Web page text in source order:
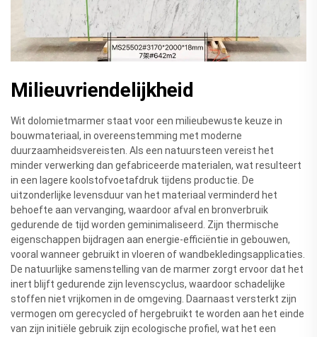
Milieuvriendelijkheid
Wit dolomietmarmer staat voor een milieubewuste keuze in
bouwmateriaal, in overeenstemming met moderne
duurzaamheidsvereisten. Als een natuursteen vereist het
minder verwerking dan gefabriceerde materialen, wat resulteert
in een lagere koolstofvoetafdruk tijdens productie. De
uitzonderlijke levensduur van het materiaal verminderd het
behoefte aan vervanging, waardoor afval en bronverbruik
gedurende de tijd worden geminimaliseerd. Zijn thermische
eigenschappen bijdragen aan energie-efficiëntie in gebouwen,
vooral wanneer gebruikt in vloeren of wandbekledingsapplicaties.
De natuurlijke samenstelling van de marmer zorgt ervoor dat het
inert blijft gedurende zijn levenscyclus, waardoor schadelijke
stoffen niet vrijkomen in de omgeving. Daarnaast versterkt zijn
vermogen om gerecycled of hergebruikt te worden aan het einde
van zijn initiële gebruik zijn ecologische profiel, wat het een